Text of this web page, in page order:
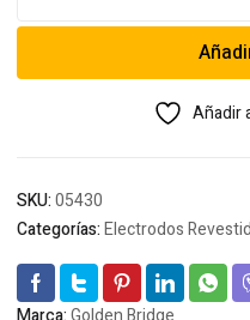
Bridge
Aluminio
Añadir
SKU:05430
Categorías:Electrodos